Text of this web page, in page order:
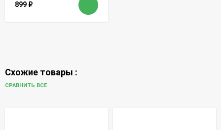
899 ₽
Схожие товары :
СРАВНИТЬ ВСЕ